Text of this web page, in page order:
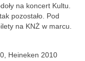
na koncert Kultu.
pozostało. Pod
na KNŻ w marcu.
Heineken 2010